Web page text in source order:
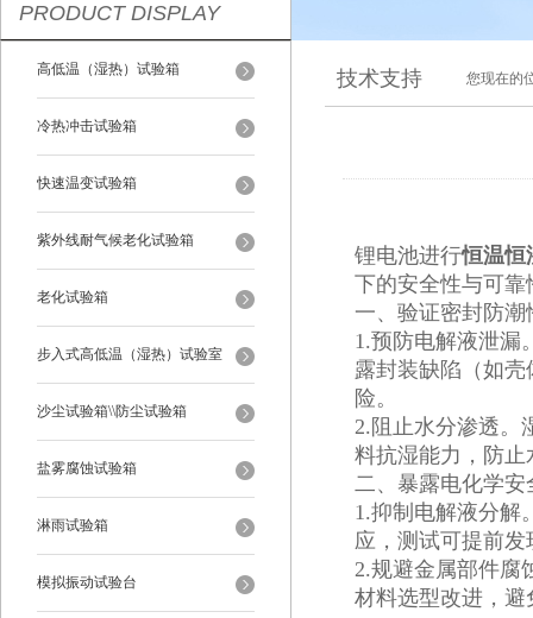
PRODUCT DISPLAY
高低温（湿热）试验箱
冷热冲击试验箱
快速温变试验箱
紫外线耐气候老化试验箱
老化试验箱
步入式高低温（湿热）试验室
沙尘试验箱\\防尘试验箱
盐雾腐蚀试验箱
淋雨试验箱
模拟振动试验台
技术支持 您现在的
锂电池进行恒温恒
下的安全性与可
一、‌验证密封防潮
‌1.预防电解液泄漏‌
露封装缺陷（如
险。
‌2.阻止水分渗透‌。
料抗湿能力，防
二、‌暴露电化学安
‌1.抑制电解液分解‌
应，测试可提前
‌2.规避金属部件腐
材料选型改进，